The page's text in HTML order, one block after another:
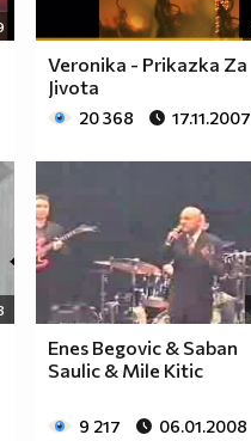
Veronika - Prikazka Za
Jivota
20 368 17.11.2007
Enes Begovic & Saban
Saulic & Mile Kitic
9 217 06.01.2008